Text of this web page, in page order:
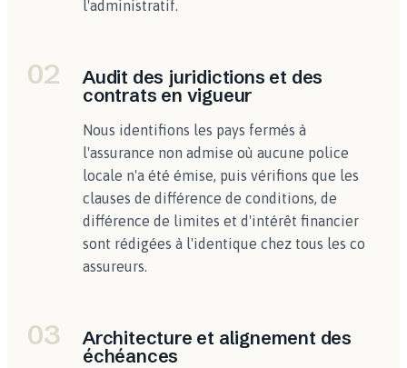
l'administratif.
02
Audit des juridictions et des
contrats en vigueur
Nous identifions les pays fermés à
l'assurance non admise où aucune police
locale n'a été émise, puis vérifions que les
clauses de différence de conditions, de
différence de limites et d'intérêt financier
sont rédigées à l'identique chez tous les co
assureurs.
03
Architecture et alignement des
échéances